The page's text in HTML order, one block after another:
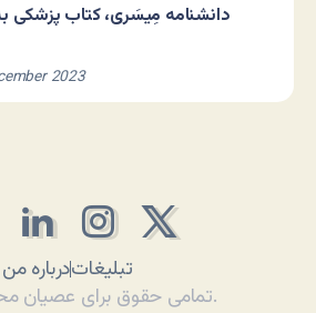
دانشنامه مِیسَری، کتاب پزشکی
2023
درباره منتبلیغات
تمامی حقوق برای عصیان محفوظ است.